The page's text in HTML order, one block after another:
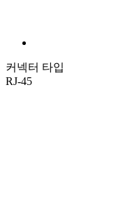
커넥터 타입
RJ-45